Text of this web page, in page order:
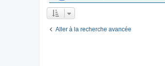
Aller à la recherche avancée